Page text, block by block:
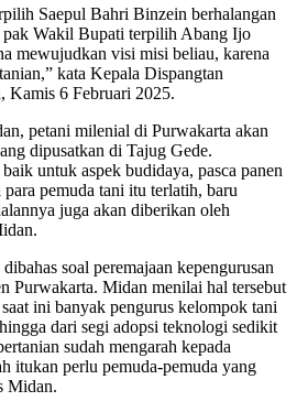
Saepul Bahri Binzein berhalangan
Wakil Bupati terpilih Abang Ijo
mewujudkan visi misi beliau, karena
kata Kepala Dispangtan
Kamis 6 Februari 2025.
petani milenial di Purwakarta akan
dipusatkan di Tajug Gede.
untuk aspek budidaya, pasca panen
pemuda tani itu terlatih, baru
juga akan diberikan oleh
soal peremajaan kepengurusan
Purwakarta. Midan menilai hal tersebut
ini banyak pengurus kelompok tani
dari segi adopsi teknologi sedikit
sudah mengarah kepada
itukan perlu pemuda-pemuda yang
Midan.